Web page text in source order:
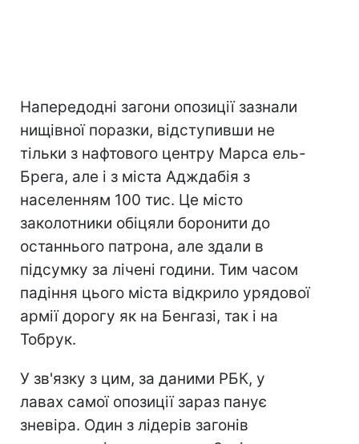
Напередодні загони опозиції зазнали
нищівної поразки, відступивши не
тільки з нафтового центру Марса ель-
Брега, але і з міста Адждабія з
населенням 100 тис. Це місто
заколотники обіцяли боронити до
останнього патрона, але здали в
підсумку за лічені години. Тим часом
падіння цього міста відкрило урядової
армії дорогу як на Бенгазі, так і на
Тобрук.
У зв'язку з цим, за даними РБК, у
лавах самої опозиції зараз панує
зневіра. Один з лідерів загонів